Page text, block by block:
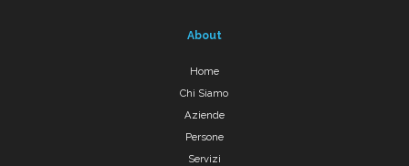
About
Home
Chi Siamo
Aziende
Persone
Servizi